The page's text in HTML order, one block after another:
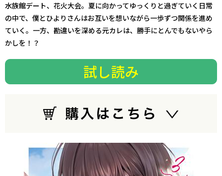
水族館デート、花火大会。夏に向かってゆっくりと過ぎていく日常
の中で、僕とひよりさんはお互いを想いながら一歩ずつ関係を進め
ていく。一方、勘違いを深める元カレは、勝手にとんでもないやら
かしを――！？
試し読み